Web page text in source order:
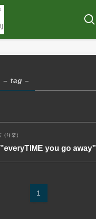
– tag –
洋楽）
you go away”
1